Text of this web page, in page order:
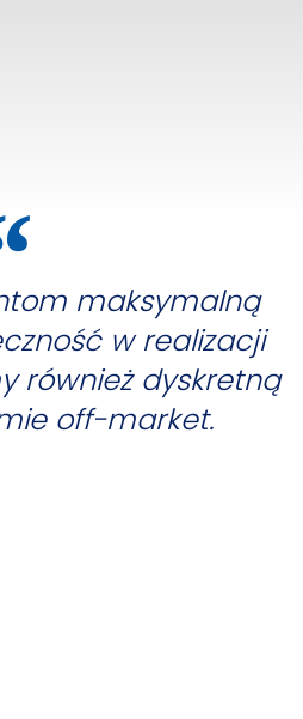
maksymalną
w realizacji
również dyskretną
off-market.